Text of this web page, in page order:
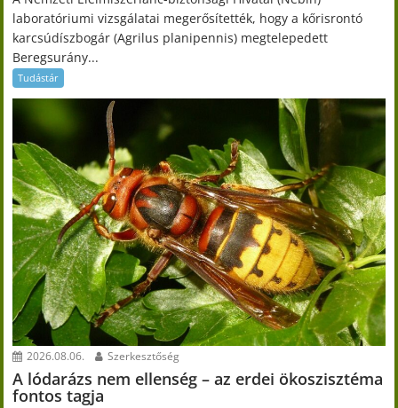
laboratóriumi vizsgálatai megerősítették, hogy a kőrisrontó
karcsúdíszbogár (Agrilus planipennis) megtelepedett
Beregsurány...
Tudástár
2026.08.06. Szerkesztőség
A lódarázs nem ellenség – az erdei ökoszisztéma
fontos tagja